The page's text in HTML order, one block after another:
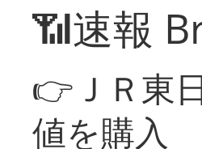
📶速報
👉ＪＲ東
値を購入